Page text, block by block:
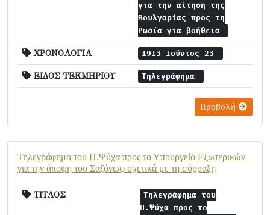
για την αίτηση της
Βουλγαρίας προς τη
Ρωσία για βοήθεια
ΧΡΟΝΟΛΟΓΙΑ 1913 Ιούνιος 23
ΕΙΔΟΣ ΤΕΚΜΗΡΙΟΥ Τηλεγράφημα
Προβολή
Τηλεγράφημα του Π.Ψύχα προς το Υπουργείο Εξωτερικών
για την άποψη του Σαζόνωφ σχετικά με τη σύρραξη
ΤΙΤΛΟΣ
Τηλεγράφημα του
Π.Ψύχα προς το